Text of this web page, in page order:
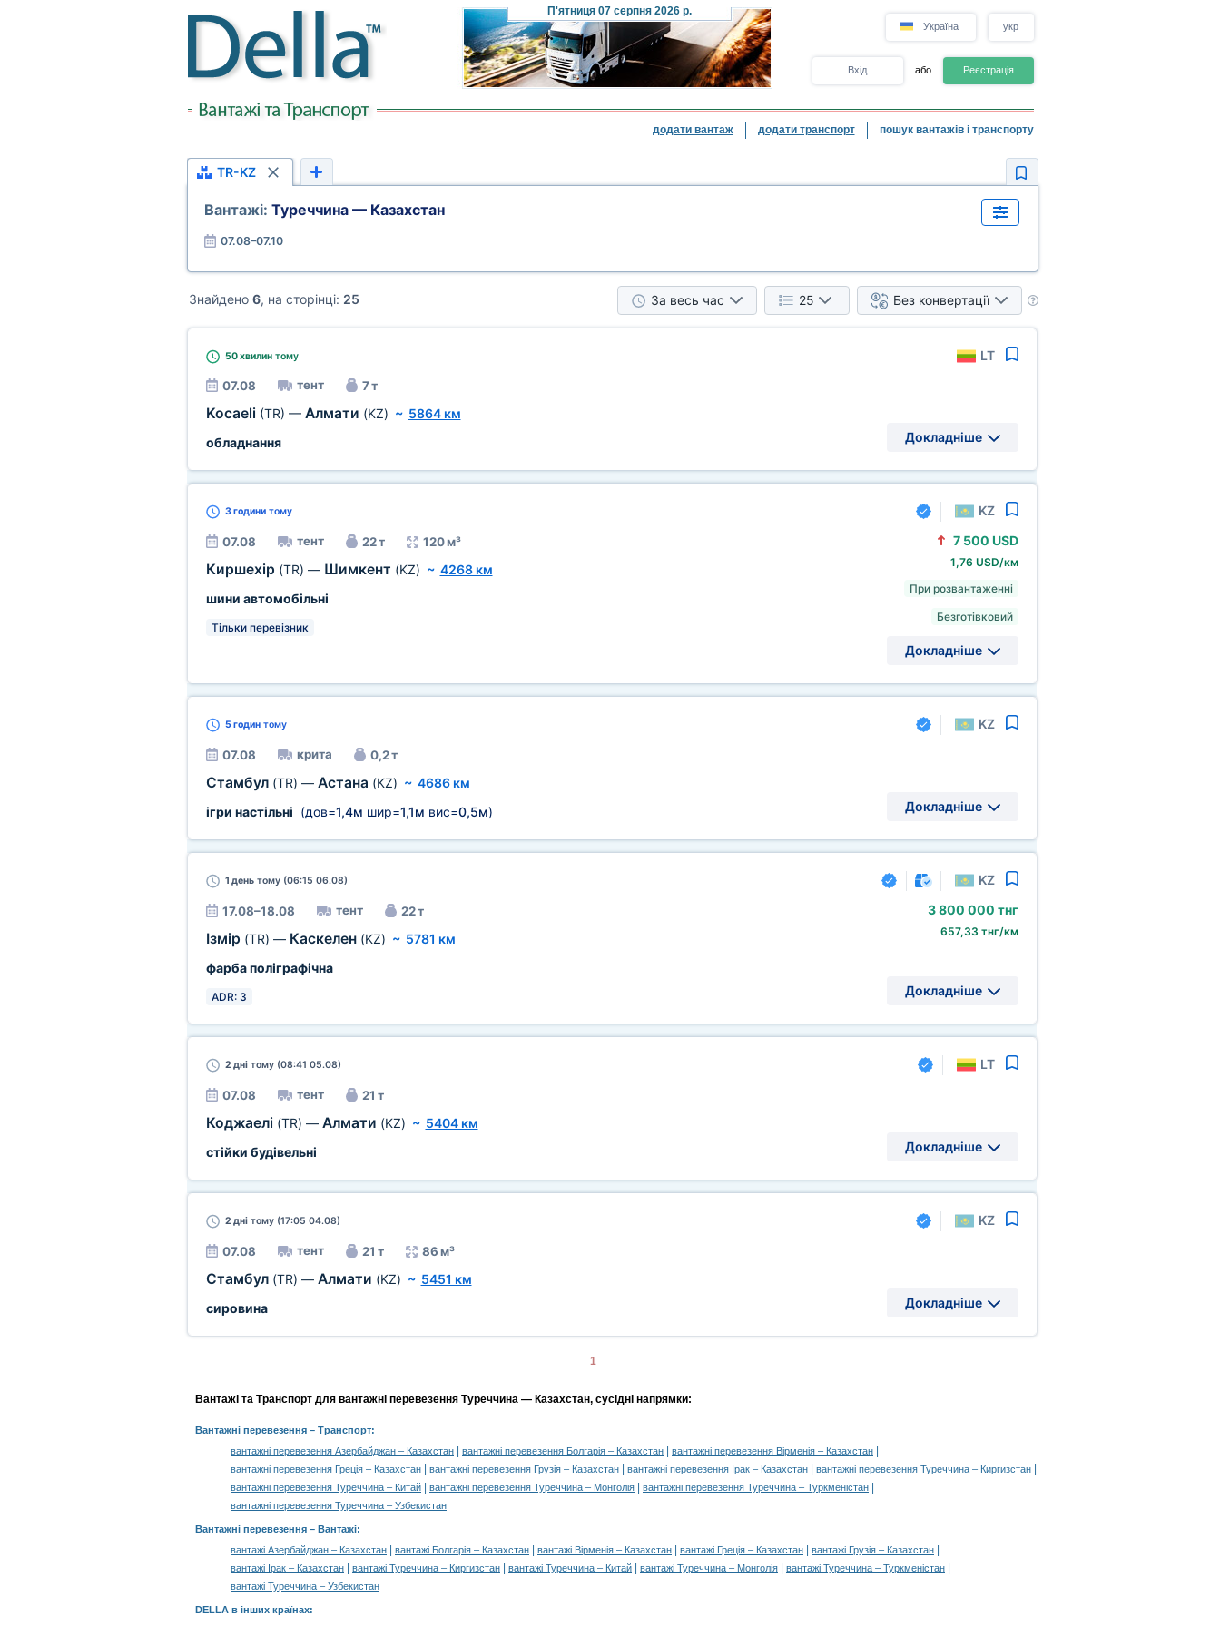
П'ятниця07 серпня 2026 р.
Україна укр
Вхід або Реєстрація
додати вантаж додати транспорт пошук вантажів і транспорту
TR-KZ
Вантажі: Туреччина — Казахстан
07.08–07.10
Знайдено 6, на сторінці: 25 За весь час 25 Без конвертації
50 хвилинтому LT
07.08 тент 7 т
Kocaeli (TR) — Алмати (KZ) ~ 5864 км
обладнання
Докладніше
3 годинитому KZ
07.08 тент 22 т 120 м³
Киршехір (TR) — Шимкент (KZ) ~ 4268 км
шини автомобільні
Тільки перевізник
7 500 USD
1,76 USD/км
При розвантаженні
Безготівковий
Докладніше
5 годинтому KZ
07.08 крита 0,2 т
Стамбул (TR) — Астана (KZ) ~ 4686 км
ігри настільні (дов=1,4м шир=1,1м вис=0,5м) Докладніше
1 деньтому (06:15 06.08) KZ
17.08–18.08 тент 22 т
Ізмір (TR) — Каскелен (KZ) ~ 5781 км
фарба поліграфічна
ADR: 3
3 800 000 тнг
657,33 тнг/км
Докладніше
2 днітому (08:41 05.08) LT
07.08 тент 21 т
Коджаелі (TR) — Алмати (KZ) ~ 5404 км
стійки будівельні
Докладніше
2 днітому (17:05 04.08) KZ
07.08 тент 21 т 86 м³
Стамбул (TR) — Алмати (KZ) ~ 5451 км
сировина
Докладніше
1
Вантажі та Транспорт для вантажні перевезення Туреччина — Казахстан, сусідні напрямки:
Вантажні перевезення – Транспорт:
вантажні перевезення Азербайджан – Казахстан
вантажні перевезення Болгарія – Казахстан вантажні перевезення Вірменія – Казахстан
вантажні перевезення Греція – Казахстан вантажні перевезення Грузія – Казахстан вантажні перевезення Ірак – Казахстан вантажні перевезення Туреччина – Киргизстан
вантажні перевезення Туреччина – Китай вантажні перевезення Туреччина – Монголія вантажні перевезення Туреччина – Туркменістан
вантажні перевезення Туреччина – Узбекистан
Вантажні перевезення – Вантажі:
вантажі Азербайджан – Казахстан
вантажі Болгарія – Казахстан вантажі Вірменія – Казахстан вантажі Греція – Казахстан вантажі Грузія – Казахстан
вантажі Ірак – Казахстан вантажі Туреччина – Киргизстан вантажі Туреччина – Китай вантажі Туреччина – Монголія вантажі Туреччина – Туркменістан
вантажі Туреччина – Узбекистан
DELLA в інших країнах: